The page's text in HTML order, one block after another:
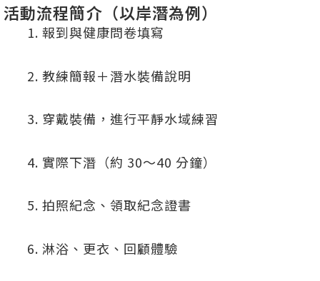
活動流程簡介（以岸潛為例）
報到與健康問卷填寫
教練簡報＋潛水裝備說明
穿戴裝備，進行平靜水域練習
實際下潛（約 30～40 分鐘）
拍照紀念、領取紀念證書
淋浴、更衣、回顧體驗